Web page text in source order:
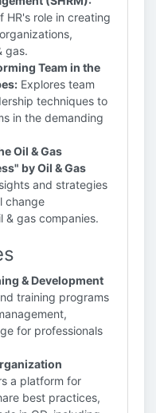
HR's role in creating
gas.
Team in the
Explores team
techniques to
in the demanding
Oil & Gas
by Oil & Gas
and strategies
change
& gas companies.
& Development
training programs
for professionals
a platform for
best practices,